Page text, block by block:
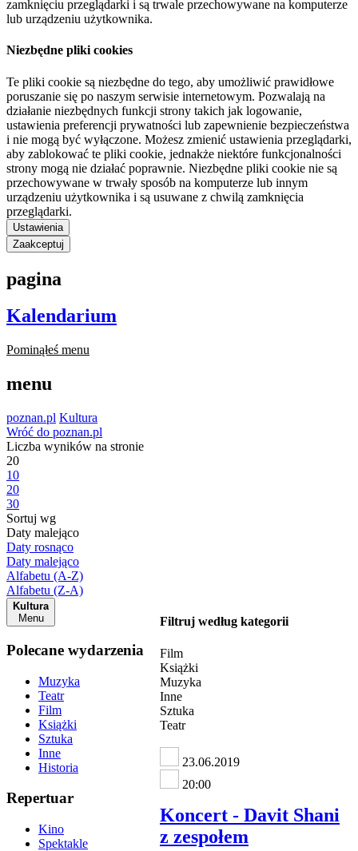
zamknięciu przeglądarki i są trwale przechowywane na komputerze
lub urządzeniu użytkownika.
Niezbędne pliki cookies
Te pliki cookie są niezbędne do tego, aby umożliwić prawidłowe
poruszanie się po naszym serwisie internetowym. Pozwalają na
działanie niezbędnych funkcji strony takich jak logowanie,
ustawienia preferencji prywatności lub zapewnienie bezpieczeństwa
i nie mogą być wyłączone. Możesz zmienić ustawienia przeglądarki,
aby zablokować te pliki cookie, jednakże niektóre funkcjonalności
strony mogą nie działać poprawnie. Niezbędne pliki cookie nie są
przechowywane w trwały sposób na komputerze lub innym
urządzeniu użytkownika i są usuwane z chwilą zamknięcia
przeglądarki.
Ustawienia
Zaakceptuj
pagina
Kalendarium
Pominąłeś menu
menu
poznan.pl Kultura
Wróć do poznan.pl
Liczba wyników na stronie
20
10
20
30
Sortuj wg
Daty malejąco
Daty rosnąco
Daty malejąco
Alfabetu (A-Z)
Alfabetu (Z-A)
Kultura
Menu
Polecane wydarzenia
Muzyka
Teatr
Film
Książki
Sztuka
Inne
Historia
Repertuar
Kino
Spektakle
Filtruj według kategorii
Film
Książki
Muzyka
Inne
Sztuka
Teatr
23.06.2019
20:00
Koncert - Davit Shani
z zespołem